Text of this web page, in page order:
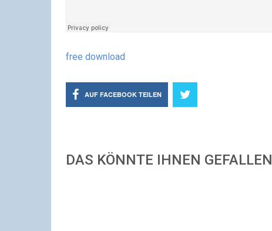
free download
AUF FACEBOOK TEILEN
DAS KÖNNTE IHNEN GEFALLEN